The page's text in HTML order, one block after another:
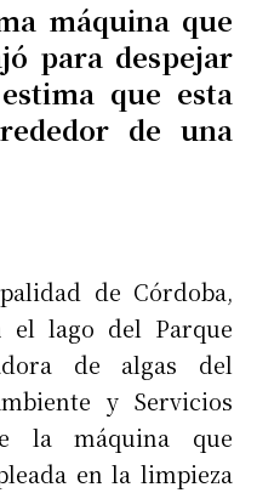
máquina que
para despejar
que esta
de una
de Córdoba,
el lago del Parque
de algas del
y Servicios
la máquina que
en la limpieza